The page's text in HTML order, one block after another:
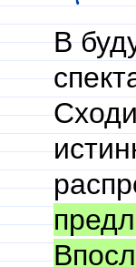
В